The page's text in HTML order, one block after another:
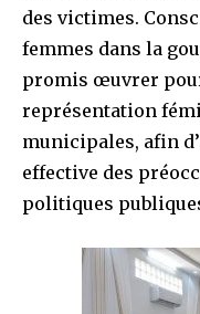
des victimes.
femmes dans la
promis œuvrer
représentation
municipales, afin
effective des
politiques